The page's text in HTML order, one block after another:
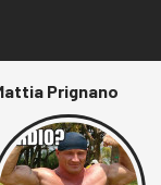
Prignano